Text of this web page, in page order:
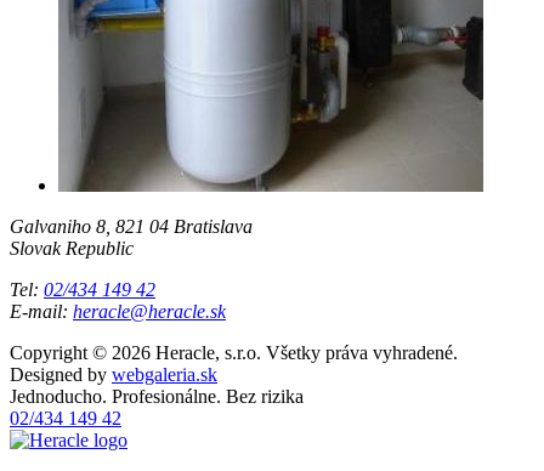
Galvaniho 8, 821 04 Bratislava
Slovak Republic
Tel: 02/434 149 42
E-mail: heracle@heracle.sk
Copyright © 2026 Heracle, s.r.o. Všetky práva vyhradené.
Designed by webgaleria.sk
Jednoducho. Profesionálne. Bez rizika
02/434 149 42